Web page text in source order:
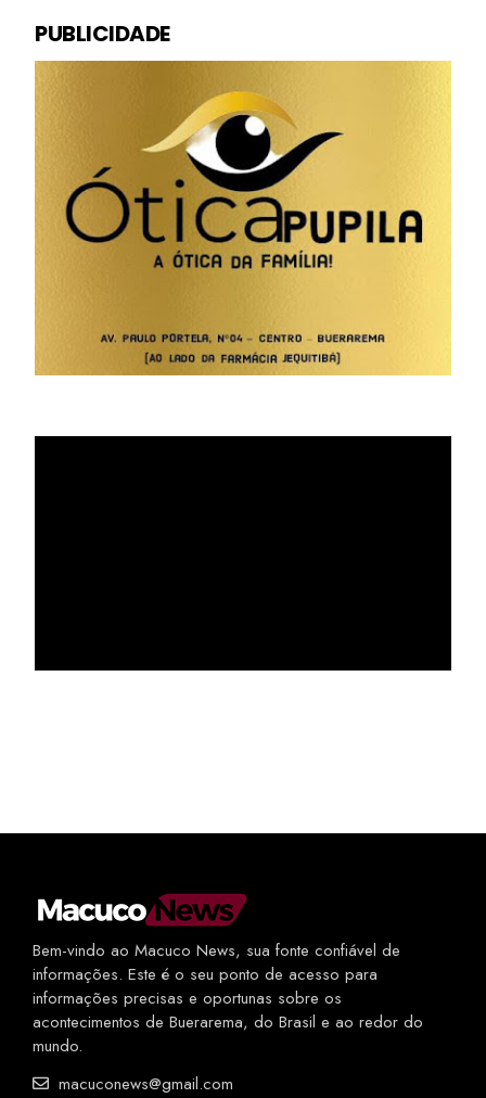
PUBLICIDADE
Bem-vindo ao Macuco News, sua fonte confiável de
informações. Este é o seu ponto de acesso para
informações precisas e oportunas sobre os
acontecimentos de Buerarema, do Brasil e ao redor do
mundo.
macuconews@gmail.com